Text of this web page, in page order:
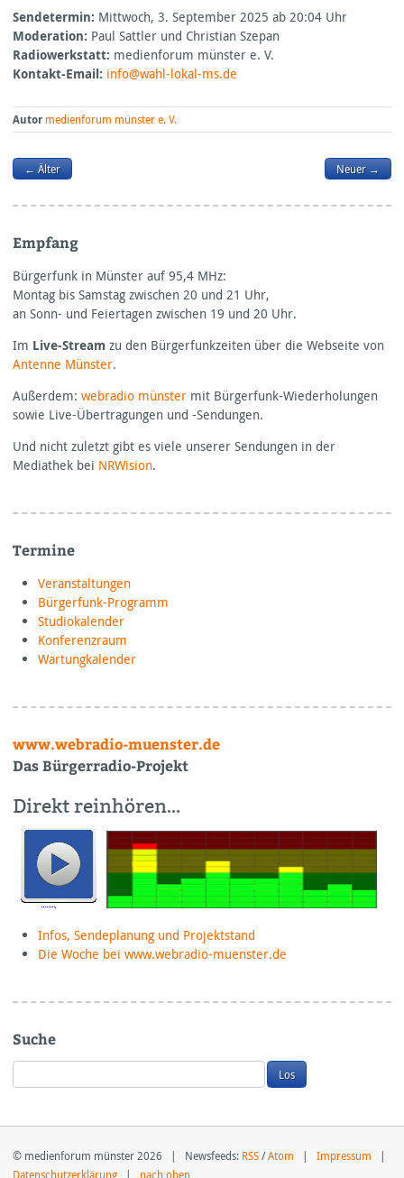
Sendetermin: Mittwoch, 3. September 2025 ab 20:04 Uhr
Moderation: Paul Sattler und Christian Szepan
Radiowerkstatt: medienforum münster e. V.
Kontakt-Email: info@wahl-lokal-ms.de
Autor medienforum münster e. V.
← Älter Neuer →
Empfang
Bürgerfunk in Münster auf 95,4 MHz:
Montag bis Samstag zwischen 20 und 21 Uhr,
an Sonn- und Feiertagen zwischen 19 und 20 Uhr.
Im Live-Stream zu den Bürgerfunkzeiten über die Webseite von
Antenne Münster.
Außerdem: webradio münster mit Bürgerfunk-Wiederholungen
sowie Live-Übertragungen und -Sendungen.
Und nicht zuletzt gibt es viele unserer Sendungen in der
Mediathek bei NRWision.
Termine
Veranstaltungen
Bürgerfunk-Programm
Studiokalender
Konferenzraum
Wartungkalender
www.webradio-muenster.de
Das Bürgerradio-Projekt
Direkt reinhören…
Infos, Sendeplanung und Projektstand
Die Woche bei www.webradio-muenster.de
Suche
© medienforum münster 2026 | Newsfeeds: RSS/Atom | Impressum |
Datenschutzerklärung | nach oben